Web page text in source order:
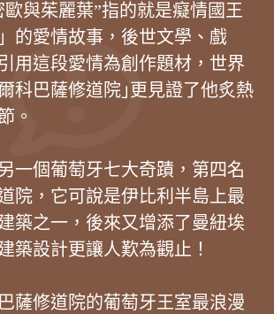
歐與茱麗葉”指的就是癡情國王
的愛情故事，後世文學、戲
用這段愛情為創作題材，世界
科巴薩修道院｣更見證了他炙熱
。
一個葡萄牙七大奇蹟，第四名
院，它可說是伊比利半島上最
築之一，後來又增添了曼紐埃
築設計更讓人歎為觀止！
薩修道院的葡萄牙王室最浪漫